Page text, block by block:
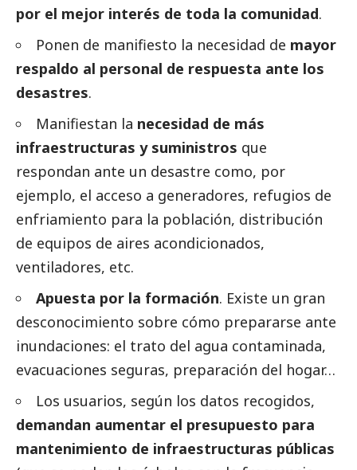
por el mejor interés de toda la comunidad.
Ponen de manifiesto la necesidad de mayor
respaldo al personal de respuesta ante los
desastres.
Manifiestan la necesidad de más
infraestructuras y suministros que
respondan ante un desastre como, por
ejemplo, el acceso a generadores, refugios de
enfriamiento para la población, distribución
de equipos de aires acondicionados,
ventiladores, etc.
Apuesta por la formación. Existe un gran
desconocimiento sobre cómo prepararse ante
inundaciones: el trato del agua contaminada,
evacuaciones seguras, preparación del hogar…
Los usuarios, según los datos recogidos,
demandan aumentar el presupuesto para
mantenimiento de infraestructuras públicas